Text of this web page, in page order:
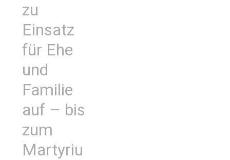
zu
Einsatz
für Ehe
und
Familie
auf – bis
zum
Martyriu